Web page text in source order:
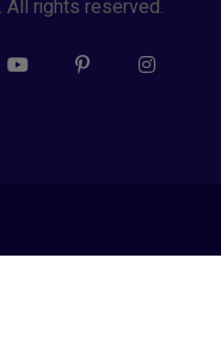
All rights reserved.